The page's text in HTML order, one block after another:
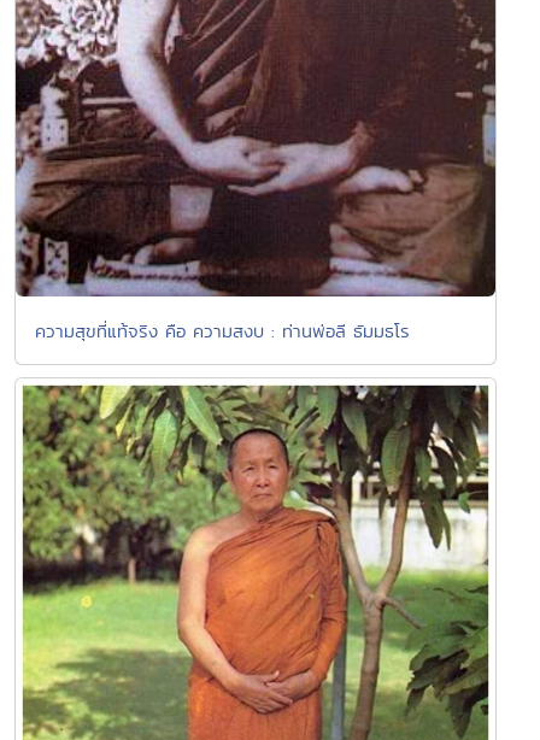
ความสุขที่แท้จริง คือ ความสงบ : ท่านพ่อลี ธัมมธโร